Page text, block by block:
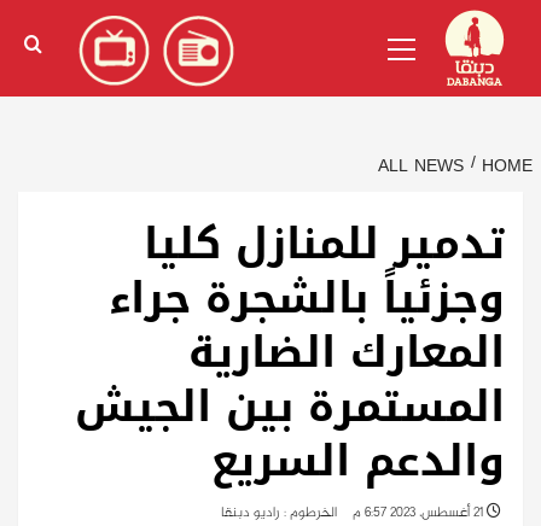
content
الإنجليزية)
Menu
HOME
ALL NEWS
تدمير للمنازل كليا
وجزئياً بالشجرة جراء
المعارك الضارية
المستمرة بين الجيش
والدعم السريع
الخرطوم : راديو دبنقا